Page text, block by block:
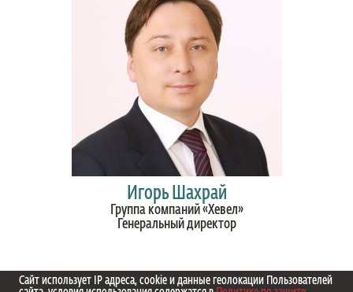
Игорь Шахрай
Группа компаний «Хевел»
Генеральный директор
Сайт использует IP адреса, cookie и данные геолокации Пользователей